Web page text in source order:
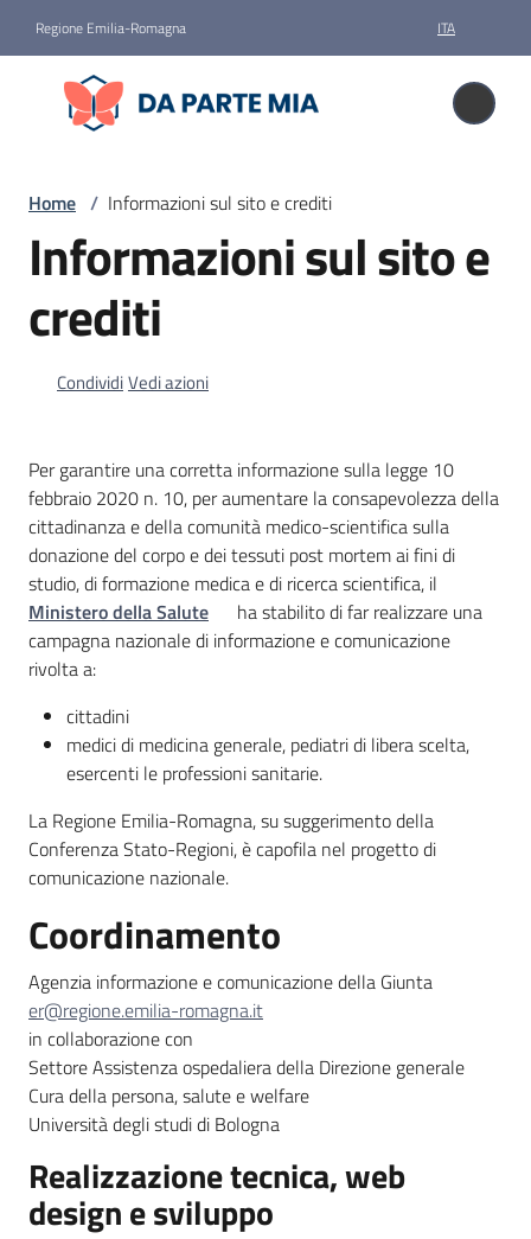
Regione Emilia-Romagna ITA
Da parte mia
Da parte mia
il
corpo
Storie
News
Faq
I
kit
informativi
Home / Informazioni sul sito e crediti
Informazioni sul sito e
crediti
CondividiVedi azioni
Per garantire una corretta informazione sulla legge 10
febbraio 2020 n. 10, per aumentare la consapevolezza della
cittadinanza e della comunità medico-scientifica sulla
donazione del corpo e dei tessuti post mortem ai fini di
studio, di formazione medica e di ricerca scientifica, il
Ministero della Salute
ha stabilito di far realizzare una
campagna nazionale di informazione e comunicazione
rivolta a:
cittadini
medici di medicina generale, pediatri di libera scelta,
esercenti le professioni sanitarie.
La Regione Emilia-Romagna, su suggerimento della
Conferenza Stato-Regioni, è capofila nel progetto di
comunicazione nazionale.
Coordinamento
Agenzia informazione e comunicazione della Giunta
er@regione.emilia-romagna.it
in collaborazione con
Settore Assistenza ospedaliera della Direzione generale
Cura della persona, salute e welfare
Università degli studi di Bologna
Realizzazione tecnica, web
design e sviluppo